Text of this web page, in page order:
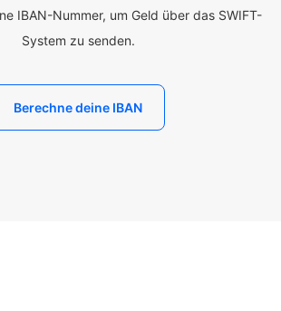
IBAN-Nummer, um Geld über das SWIFT-
System zu senden.
Berechne deine IBAN